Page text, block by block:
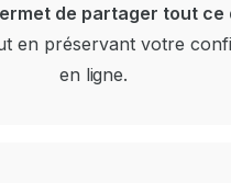
de partager tout ce
en préservant votre
en ligne.